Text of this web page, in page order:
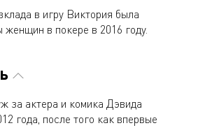
в игру Виктория была
в покере в 2016 году.
за актера и комика Дэвида
года, после того как впервые